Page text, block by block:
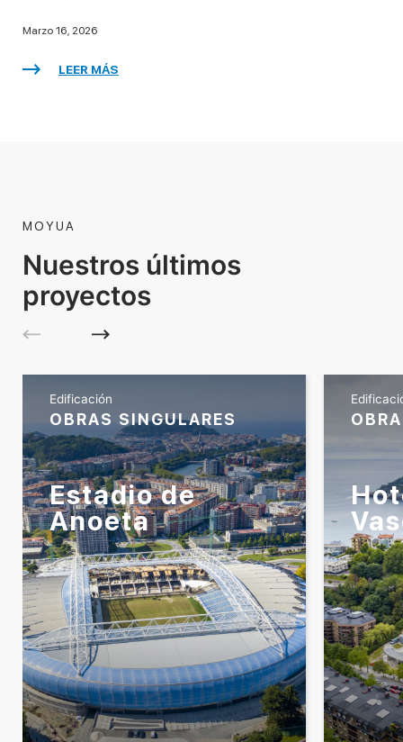
Marzo 16, 2026
LEER MÁS
MOYUA
Nuestros últimos
proyectos
Edificación
OBRAS SINGULARES
Estadio de
Anoeta